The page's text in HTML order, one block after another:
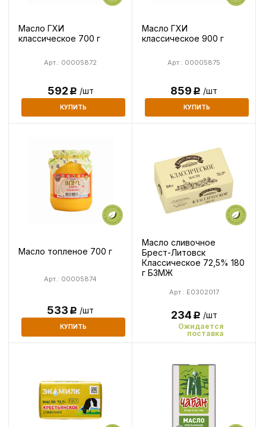
Масло ГХИ
классическое 700 г
Арт.: 00005872
592Р /шт
КУПИТЬ
Масло ГХИ
классическое 900 г
Арт.: 00005875
859Р /шт
КУПИТЬ
Масло топленое 700 г
Арт.: 00005874
533Р /шт
КУПИТЬ
Масло сливочное
Брест-Литовск
Классическое 72,5% 180
г БЗМЖ
Арт.: E0302017
234Р /шт
Ожидается
поставка